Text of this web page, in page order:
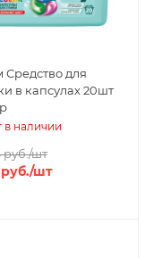
Средство для
в капсулах 20шт
в наличии
руб./шт
/шт